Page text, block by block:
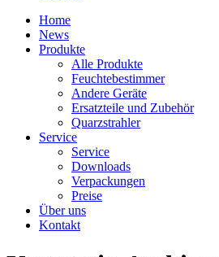
Home
News
Produkte
Alle Produkte
Feuchtebestimmer
Andere Geräte
Ersatzteile und Zubehör
Quarzstrahler
Service
Service
Downloads
Verpackungen
Preise
Über uns
Kontakt